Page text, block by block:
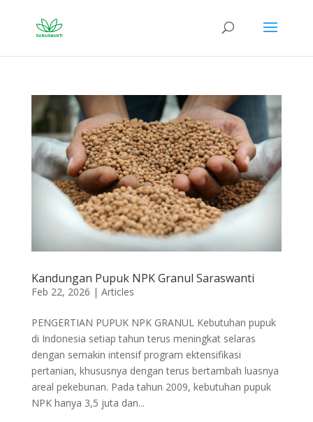
Kandungan Pupuk NPK Granul Saraswanti
Feb 22, 2026 | Articles
PENGERTIAN PUPUK NPK GRANUL Kebutuhan pupuk
di Indonesia setiap tahun terus meningkat selaras
dengan semakin intensif program ektensifikasi
pertanian, khususnya dengan terus bertambah luasnya
areal pekebunan. Pada tahun 2009, kebutuhan pupuk
NPK hanya 3,5 juta dan...